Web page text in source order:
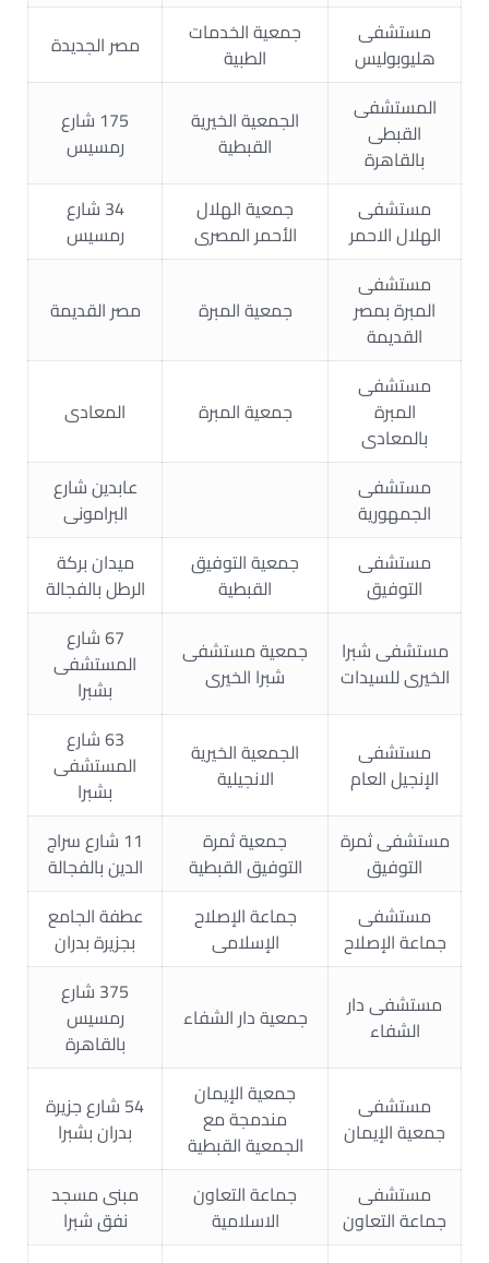
مستشفى
هليوبوليس
جمعية الخدمات
الطبية
مصر الجديدة
المستشفى
القبطى
بالقاهرة
الجمعية الخيرية
القبطية
175 شارع
رمسيس
مستشفى
الهلال الاحمر
جمعية الهلال
الأحمر المصرى
34 شارع
رمسيس
مستشفى
المبرة بمصر
القديمة
جمعية المبرة مصر القديمة
مستشفى
المبرة
بالمعادى
جمعية المبرة المعادى
مستشفى
الجمهورية
عابدين شارع
البرامونى
مستشفى
التوفيق
جمعية التوفيق
القبطية
ميدان بركة
الرطل بالفجالة
مستشفى شبرا
الخيرى للسيدات
جمعية مستشفى
شبرا الخيرى
67 شارع
المستشفى
بشبرا
مستشفى
الإنجيل العام
الجمعية الخيرية
الانجيلية
63 شارع
المستشفى
بشبرا
مستشفى ثمرة
التوفيق
جمعية ثمرة
التوفيق القبطية
11 شارع سراج
الدين بالفجالة
مستشفى
جماعة الإصلاح
جماعة الإصلاح
الإسلامى
عطفة الجامع
بجزيرة بدران
مستشفى دار
الشفاء
جمعية دار الشفاء
375 شارع
رمسيس
بالقاهرة
مستشفى
جمعية الإيمان
جمعية الإيمان
مندمجة مع
الجمعية القبطية
54 شارع جزيرة
بدران بشبرا
مستشفى
جماعة التعاون
جماعة التعاون
الاسلامية
مبنى مسجد
نفق شبرا